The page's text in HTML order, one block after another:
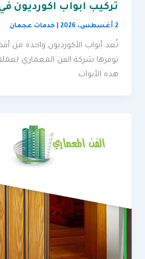
تركيب ابواب اكورديون
2 أغسطس، 2026 |خدمات عجمان
تُعد أبواب الأكورديون واحدة من
توفرها شركة الفن المعماري
هذه الأبواب